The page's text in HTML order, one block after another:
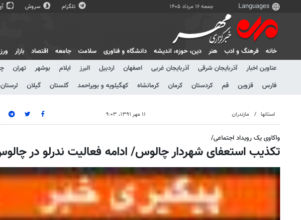
جمعه ۱۶ مرداد ۱۴۰۵ تلگرام سروش
خانه فرهنگ و ادب هنر دين، حوزه، انديشه دانشگاه و فناوری سلامت جامعه اقتصاد بازار
عناوین اخبار
آذربایجان شرقی آذربایجان غربی اصفهان اردبیل البرز ایلام بوشهر تهران
فارس
قزوین قم کردستان کرمان کرمانشاه کهگیلویه و بویراحمد گلستان گیلان لرستان
استانها مازندران ۱۱ مهر ۱۳۹۱، ۹:۰۳
واکاوی یک رویداد اجتماعی/
تکذیب استعفای شهردار چالوس/ ادامه فعالیت ندرلو در